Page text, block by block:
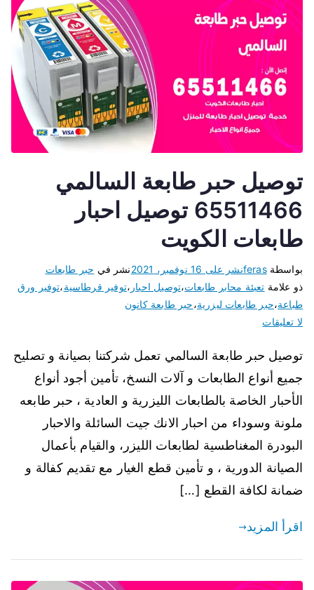
توصيل حبر طابعة السالمي
65511466 توصيل احبار
طابعات الكويت
بواسطةferasنشر على 16 نوفمبر، 2021 نشر في حبر طابعات
ذو علامة تعبئة محابر طابعات،توصيل احبار ،توفير قرطاسية،توفير ورق
طباعة،حبر طابعات ليزرية،حبر طابعة كانون
لا تعليقات
توصيل حبر طابعة السالمي تعمل شركتنا بصيانة و تصليح
جميع أنواع الطابعات و آلات النسخ، تأمين أجود أنواع
الأحبار الخاصة بالطابعات الليزرية و العادية ، حبر طابعه
ملونة وسوداء من احبار الانك جيت السائلة والاحبار
البودرة المغناطسية لطابعات الليزر، والقيام بأعمال
الصيانة الدورية ، و تأمين قطع الغيار مع تقديم كفالة و
ضمانة لكافة القطع […]
اقرأ المزيد